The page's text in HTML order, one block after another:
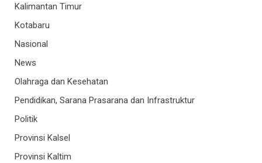
Kalimantan Timur
Kotabaru
Nasional
News
Olahraga dan Kesehatan
Pendidikan, Sarana Prasarana dan Infrastruktur
Politik
Provinsi Kalsel
Provinsi Kaltim